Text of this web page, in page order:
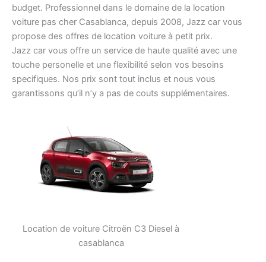
budget. Professionnel dans le domaine de la location
voiture pas cher Casablanca, depuis 2008, Jazz car vous
propose des offres de location voiture à petit prix.
Jazz car vous offre un service de haute qualité avec une
touche personelle et une flexibilité selon vos besoins
specifiques. Nos prix sont tout inclus et nous vous
garantissons qu’il n’y a pas de couts supplémentaires.
Location de voiture Citroën C3 Diesel à
casablanca